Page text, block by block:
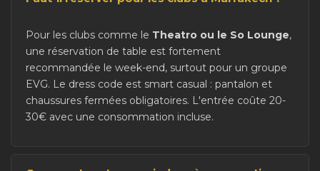
Pour les clubs comme le Theatro ou le So Lounge,
une réservation de table est fortement
recommandée le week-end, surtout pour un groupe
EVG. Le dress code est smart casual : pantalon et
chaussures fermées obligatoires. L'entrée coûte 20-
30€ avec une consommation incluse.